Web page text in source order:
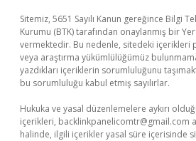
Sitemiz, 5651 Sayılı Kanun gereğince Bilgi
Kurumu (BTK) tarafından onaylanmış bir
vermektedir. Bu nedenle, sitedeki içerikleri
veya araştırma yükümlülüğümüz
yazdıkları içeriklerin sorumluluğunu
bu sorumluluğu kabul etmiş sayılırlar.
Hukuka ve yasal düzenlemelere aykırı
içerikleri, backlinkpanelicomtr@gmail.com
halinde, ilgili içerikler yasal süre içerisinde